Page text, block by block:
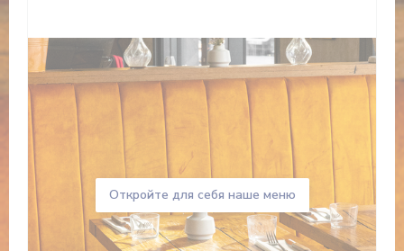
Откройте для себя наше меню